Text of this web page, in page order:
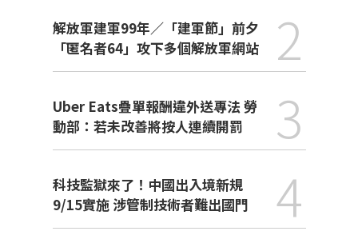
解放軍建軍99年／「建軍節」前夕
「匿名者64」攻下多個解放軍網站
2
Uber Eats疊單報酬違外送專法 勞
動部：若未改善將按人連續開罰
3
科技監獄來了！中國出入境新規
9/15實施 涉管制技術者難出國門
4